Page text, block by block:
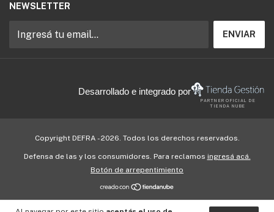
NEWSLETTER
Desarrollado e integrado por
PARTNER OFICIAL DE
TIENDA NUBE
Copyright DEFRA - 2026. Todos los derechos reservados.
Defensa de las y los consumidores. Para reclamos ingresá acá.
Botón de arrepentimiento